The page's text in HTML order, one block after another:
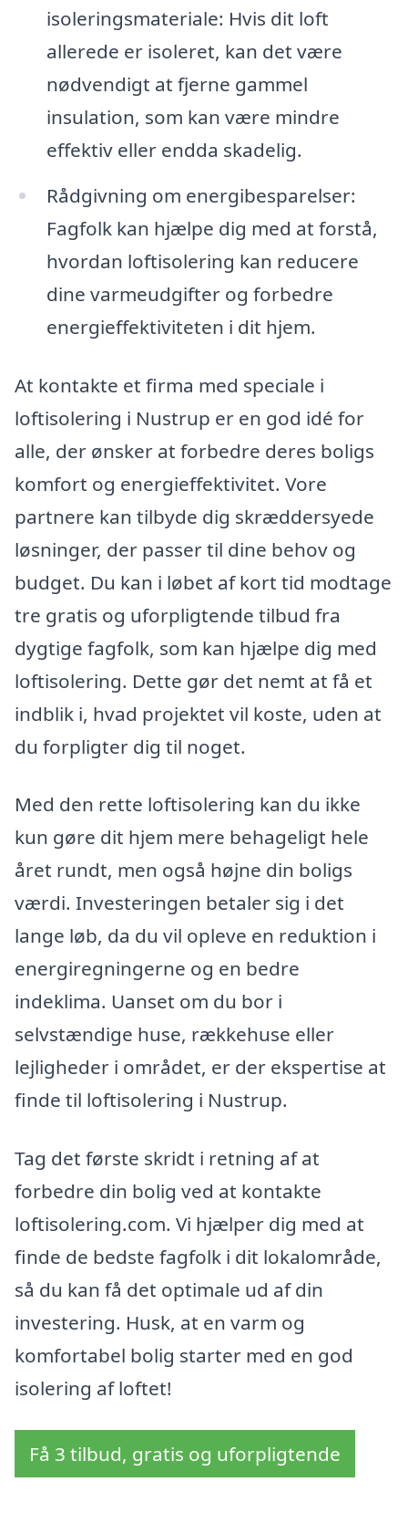
isoleringsmateriale: Hvis dit loft
allerede er isoleret, kan det være
nødvendigt at fjerne gammel
insulation, som kan være mindre
effektiv eller endda skadelig.
Rådgivning om energibesparelser:
Fagfolk kan hjælpe dig med at forstå,
hvordan loftisolering kan reducere
dine varmeudgifter og forbedre
energieffektiviteten i dit hjem.
At kontakte et firma med speciale i
loftisolering i Nustrup er en god idé for
alle, der ønsker at forbedre deres boligs
komfort og energieffektivitet. Vore
partnere kan tilbyde dig skræddersyede
løsninger, der passer til dine behov og
budget. Du kan i løbet af kort tid modtage
tre gratis og uforpligtende tilbud fra
dygtige fagfolk, som kan hjælpe dig med
loftisolering. Dette gør det nemt at få et
indblik i, hvad projektet vil koste, uden at
du forpligter dig til noget.
Med den rette loftisolering kan du ikke
kun gøre dit hjem mere behageligt hele
året rundt, men også højne din boligs
værdi. Investeringen betaler sig i det
lange løb, da du vil opleve en reduktion i
energiregningerne og en bedre
indeklima. Uanset om du bor i
selvstændige huse, rækkehuse eller
lejligheder i området, er der ekspertise at
finde til loftisolering i Nustrup.
Tag det første skridt i retning af at
forbedre din bolig ved at kontakte
loftisolering.com. Vi hjælper dig med at
finde de bedste fagfolk i dit lokalområde,
så du kan få det optimale ud af din
investering. Husk, at en varm og
komfortabel bolig starter med en god
isolering af loftet!
Få 3 tilbud, gratis og uforpligtende